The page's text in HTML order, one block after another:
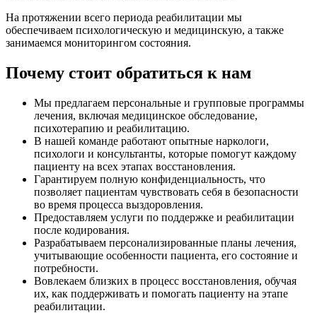
На протяжении всего периода реабилитации мы
обеспечиваем психологическую и медицинскую, а также
занимаемся мониторингом состояния.
Почему стоит обратиться к нам
Мы предлагаем персональные и групповые программы
лечения, включая медицинское обследование,
психотерапию и реабилитацию.
В нашей команде работают опытные наркологи,
психологи и консультанты, которые помогут каждому
пациенту на всех этапах восстановления.
Гарантируем полную конфиденциальность, что
позволяет пациентам чувствовать себя в безопасности
во время процесса выздоровления.
Предоставляем услуги по поддержке и реабилитации
после кодирования.
Разрабатываем персонализированные планы лечения,
учитывающие особенности пациента, его состояние и
потребности.
Вовлекаем близких в процесс восстановления, обучая
их, как поддерживать и помогать пациенту на этапе
реабилитации.